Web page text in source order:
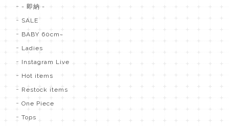
- 即納 -
SALE
BABY 60cm~
Ladies
Instagram Live
Hot items
Restock items
One Piece
Tops